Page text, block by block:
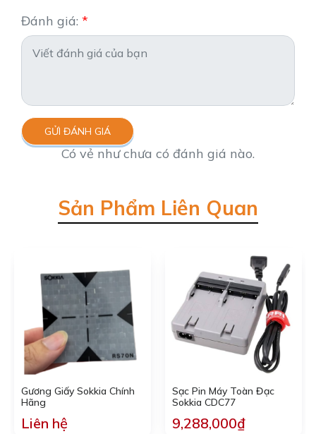
Đánh giá:
GỬI ĐÁNH GIÁ
Có vẻ như chưa có đánh giá nào.
Sản Phẩm Liên Quan
Gương Giấy Sokkia Chính
Hãng
Liên hệ
Sạc Pin Máy Toàn Đạc
Sokkia CDC77
9,288,000₫